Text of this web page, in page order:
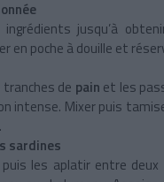
jusqu’à
en poche à douille et
de pain et les
intense. Mixer puis
sardines
les aplatir entre deux